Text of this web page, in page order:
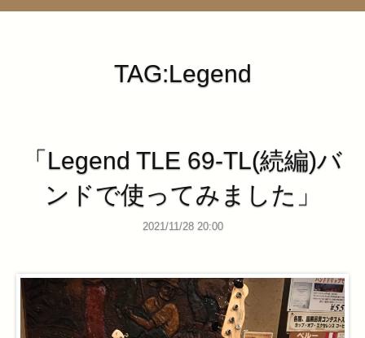
TAG:Legend
「Legend TLE 69-TL(続編)バ
ンドで使ってみました」
2021/11/28 20:00